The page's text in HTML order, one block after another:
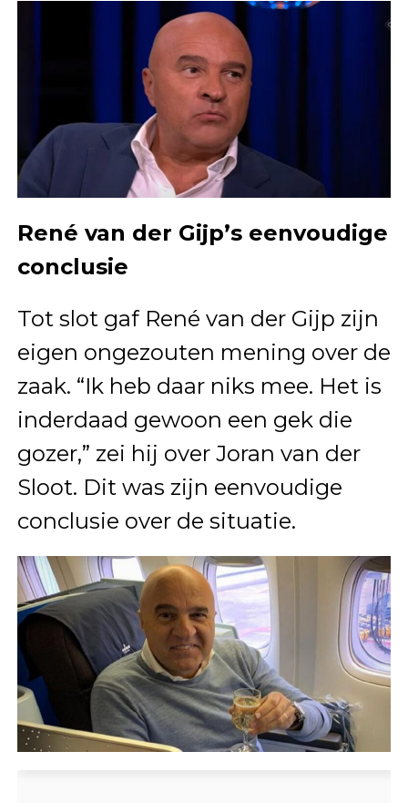
René van der Gijp’s eenvoudige
conclusie
Tot slot gaf René van der Gijp zijn
eigen ongezouten mening over de
zaak. “Ik heb daar niks mee. Het is
inderdaad gewoon een gek die
gozer,” zei hij over Joran van der
Sloot. Dit was zijn eenvoudige
conclusie over de situatie.